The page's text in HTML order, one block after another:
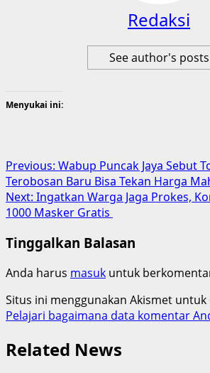
Redaksi
See author's posts
Menyukai ini:
Post
navigation
Previous: Wabup Puncak Jaya Sebut
Terobosan Baru Bisa Tekan Harga
Next: Ingatkan Warga Jaga Prokes,
1000 Masker Gratis
Tinggalkan Balasan
Anda harus masuk untuk
Situs ini menggunakan Akismet
Pelajari bagaimana data komentar
Related News